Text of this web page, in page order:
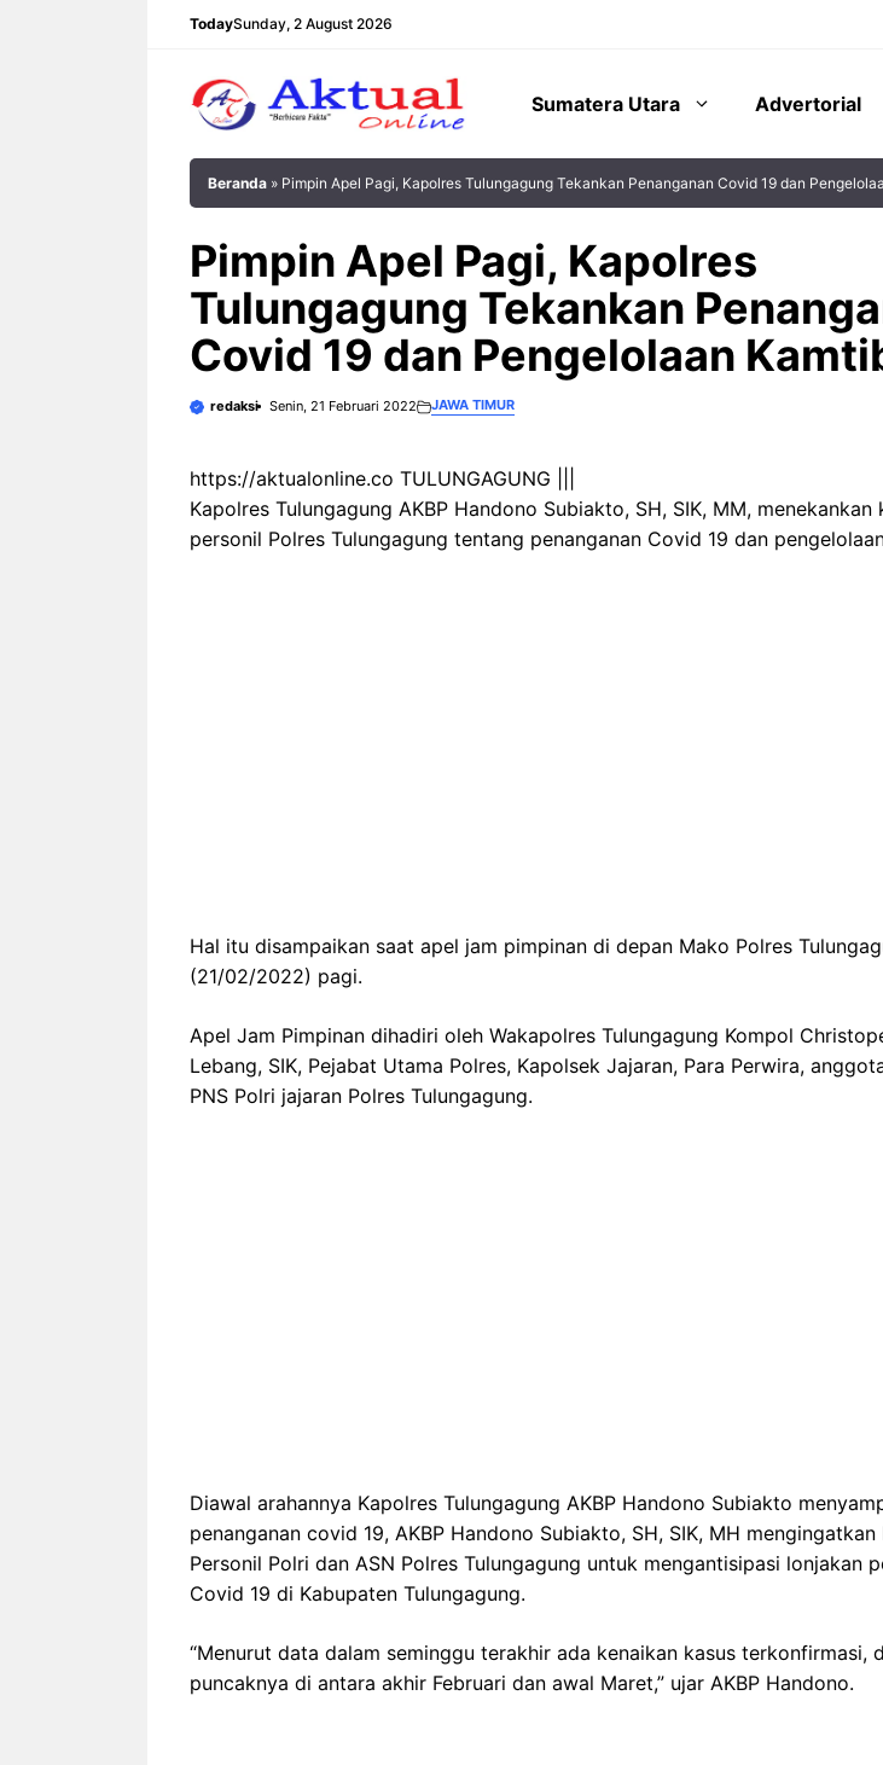
TodaySunday, 2 August 2026
Sumatera Utara Advertorial
Beranda » Pimpin Apel Pagi, Kapolres Tulungagung Tekankan Penanganan Covid 19 dan
Pimpin Apel Pagi, Kapolres
Tulungagung Tekankan
Covid 19 dan Pengelolaan
redaksi Senin, 21 Februari 2022 JAWA TIMUR
https://aktualonline.co TULUNGAGUNG |||
Kapolres Tulungagung AKBP Handono Subiakto, SH, SIK, MM, menekankan
personil Polres Tulungagung tentang penanganan Covid 19 dan
Hal itu disampaikan saat apel jam pimpinan di depan Mako Polres
(21/02/2022) pagi.
Apel Jam Pimpinan dihadiri oleh Wakapolres Tulungagung Kompol
Lebang, SIK, Pejabat Utama Polres, Kapolsek Jajaran, Para Perwira,
PNS Polri jajaran Polres Tulungagung.
Diawal arahannya Kapolres Tulungagung AKBP Handono Subiakto
penanganan covid 19, AKBP Handono Subiakto, SH, SIK, MH
Personil Polri dan ASN Polres Tulungagung untuk mengantisipasi lonjakan
Covid 19 di Kabupaten Tulungagung.
“Menurut data dalam seminggu terakhir ada kenaikan kasus terkonfirmasi,
puncaknya di antara akhir Februari dan awal Maret,” ujar AKBP Handono.